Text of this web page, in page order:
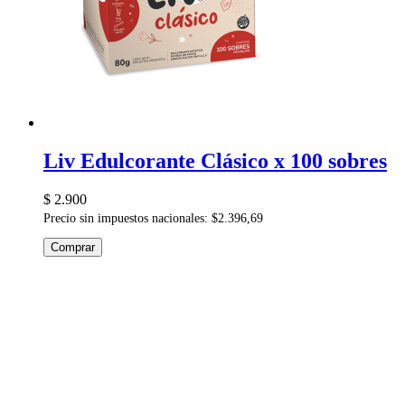
Liv Edulcorante Clásico x 100 sobres
$ 2.900
Precio sin impuestos nacionales: $2.396,69
Comprar